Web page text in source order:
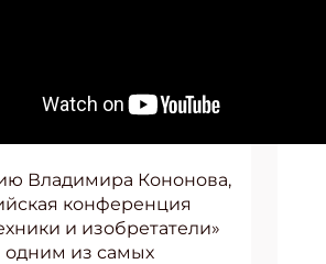
Владимира Кононова,
конференция
и изобретатели»
одним из самых